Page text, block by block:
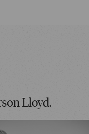
Lloyd.